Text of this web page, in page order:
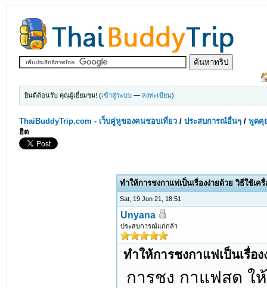
ยินดีต้อนรับ คุณผู้เยี่ยมชม! (เข้าสู่ระบบ — ลงทะเบียน)
ThaiBuddyTrip.com - เว็บคู่หูของคนชอบเที่ยว /ประสบการณ์อื่นๆ /พูดคุ
ฮิต
ทำให้การชงกาแฟเป็นเรื่องง่ายด้วย วิธีใช้เ
Sat, 19 Jun 21, 18:51
Unyana
ประสบการณ์แก่กล้า
ทำให้การชงกาแฟเป็นเรื่อ
การชง กาแฟสด ใ